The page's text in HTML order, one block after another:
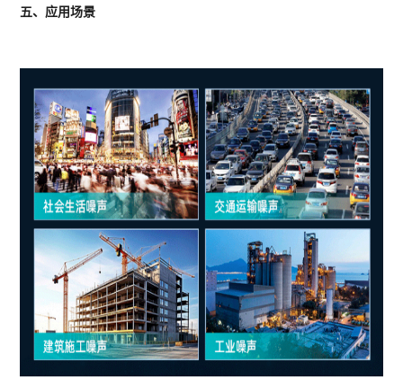
五、应用场景